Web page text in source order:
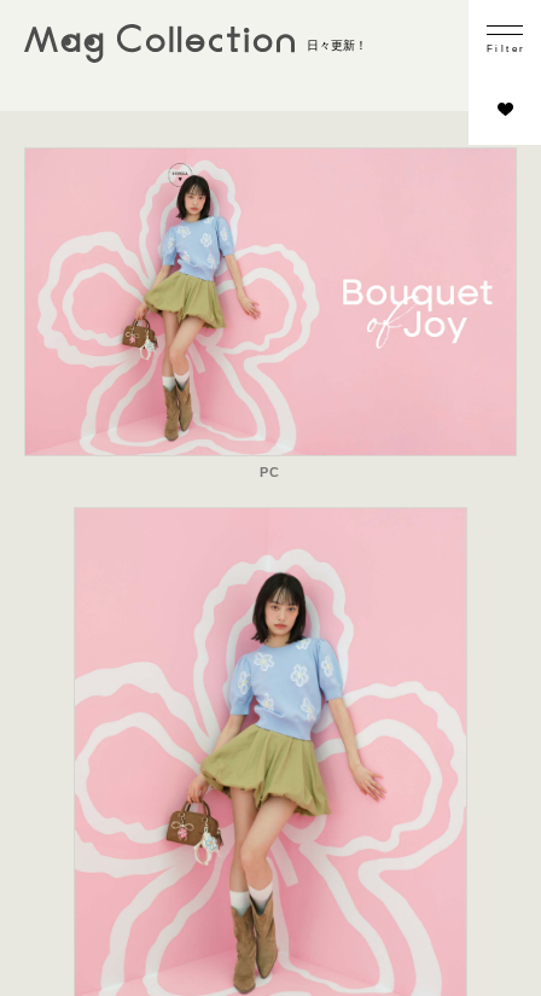
日々更新！
PC
F i l t e r
業種
コンテンツの内容
商品フォーカス
インタビュー／取材
スタイリング
シーン切り
HOWTO
LOOKBOOK／カタログ
ライン・ブランド紹介
人物
物
占い・診断
雰囲気
シンプル
ゴージャス
リッチ
上品
かわいい
ポップ